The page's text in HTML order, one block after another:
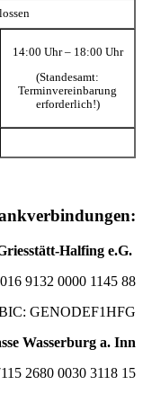
14:00 Uhr – 18:00 Uhr
(Standesamt:
Terminvereinbarung
erforderlich!)
Halfing e.G.
9132 0000 1145 88
GENODEF1HFG
Wasserburg a. Inn
2680 0030 3118 15